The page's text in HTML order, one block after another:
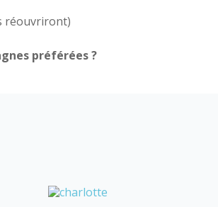
réouvriront)
préférées ?